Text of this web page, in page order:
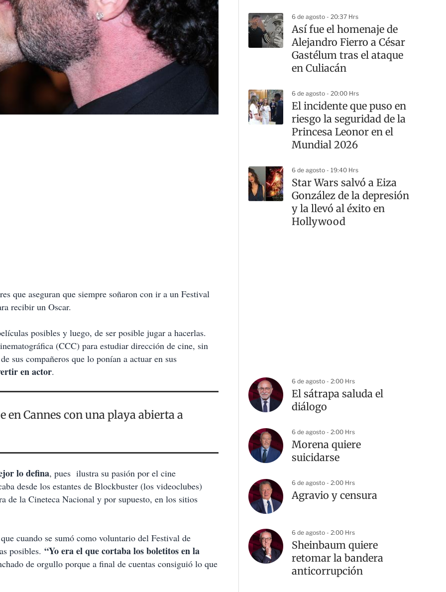
que aseguran que siempre soñaron con ir a un Festival
recibir un Oscar.
posibles y luego, de ser posible jugar a hacerlas.
(CCC) para estudiar dirección de cine, sin
sus compañeros que lo ponían a actuar en sus
en actor.
Cannes con una playa abierta a
lo defina, pues ilustra su pasión por el cine
desde los estantes de Blockbuster (los videoclubes)
de la Cineteca Nacional y por supuesto, en los sitios
cuando se sumó como voluntario del Festival de
posibles. “Yo era el que cortaba los boletitos en la
de orgullo porque a final de cuentas consiguió lo que
6 de agosto - 20:37 Hrs
Así fue el homenaje de
Alejandro Fierro a César
Gastélum tras el ataque
en Culiacán
6 de agosto - 20:00 Hrs
El incidente que puso en
riesgo la seguridad de la
Princesa Leonor en el
Mundial 2026
6 de agosto - 19:40 Hrs
Star Wars salvó a Eiza
González de la depresión
y la llevó al éxito en
Hollywood
6 de agosto - 2:00 Hrs
El sátrapa saluda el
diálogo
6 de agosto - 2:00 Hrs
Morena quiere
suicidarse
6 de agosto - 2:00 Hrs
Agravio y censura
6 de agosto - 2:00 Hrs
Sheinbaum quiere
retomar la bandera
anticorrupción